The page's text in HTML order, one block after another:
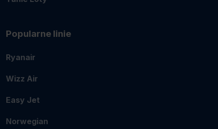
Popularne linie
Ryanair
Wizz Air
Easy Jet
Norwegian